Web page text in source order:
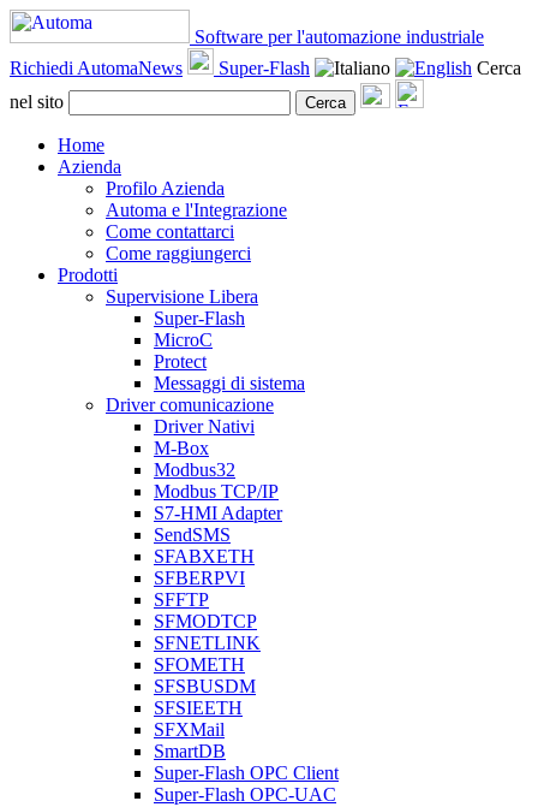
Software per l'automazione industriale
Richiedi AutomaNews
Super-Flash
Cerca
nel sito
Cerca
Home
Azienda
Profilo Azienda
Automa e l'Integrazione
Come contattarci
Come raggiungerci
Prodotti
Supervisione Libera
Super-Flash
MicroC
Protect
Messaggi di sistema
Driver comunicazione
Driver Nativi
M-Box
Modbus32
Modbus TCP/IP
S7-HMI Adapter
SendSMS
SFABXETH
SFBERPVI
SFFTP
SFMODTCP
SFNETLINK
SFOMETH
SFSBUSDM
SFSIEETH
SFXMail
SmartDB
Super-Flash OPC Client
Super-Flash OPC-UAC